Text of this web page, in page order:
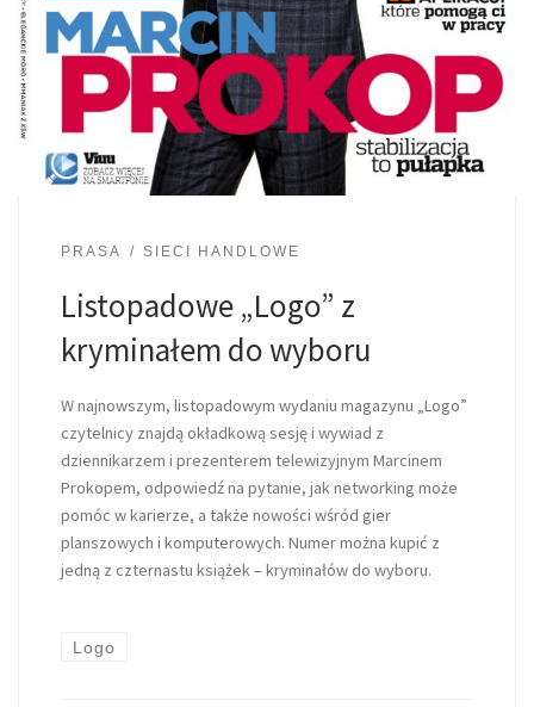
PRASA SIECI HANDLOWE
Listopadowe „Logo” z
kryminałem do wyboru
W najnowszym, listopadowym wydaniu magazynu „Logo”
czytelnicy znajdą okładkową sesję i wywiad z
dziennikarzem i prezenterem telewizyjnym Marcinem
Prokopem, odpowiedź na pytanie, jak networking może
pomóc w karierze, a także nowości wśród gier
planszowych i komputerowych. Numer można kupić z
jedną z czternastu książek – kryminałów do wyboru.
Logo